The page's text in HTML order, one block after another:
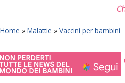
Home » Malattie » Vaccini per bambini